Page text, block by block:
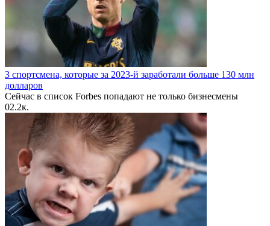
3 спортсмена, которые за 2023-й заработали больше 130 млн
долларов
Сейчас в список Forbes попадают не только бизнесмены
02.2к.